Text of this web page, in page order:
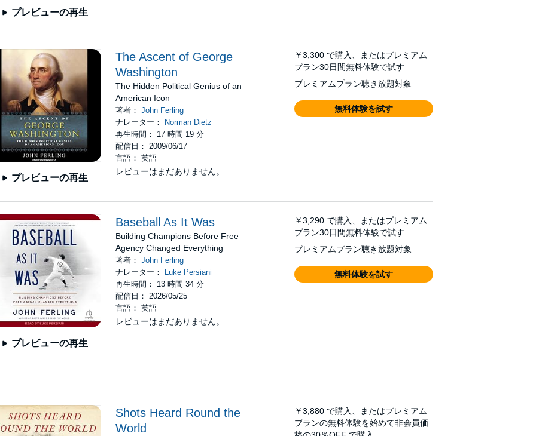
プレビューの再生
プレビューの再生
The Ascent of George
Washington
The Hidden Political Genius of an
American Icon
著者：John Ferling
ナレーター： Norman Dietz
再生時間： 17 時間 19 分
配信日： 2009/06/17
言語： 英語
レビューはまだありません。
￥3,300 で購入、またはプレミアム
プラン30日間無料体験で試す
プレミアムプラン聴き放題対象
無料体験を試す
プレビューの再生
Baseball As It Was
Building Champions Before Free
Agency Changed Everything
著者：John Ferling
ナレーター：
Luke Persiani
再生時間： 13 時間 34 分
配信日： 2026/05/25
言語： 英語
レビューはまだありません。
￥3,290 で購入、またはプレミアム
プラン30日間無料体験で試す
プレミアムプラン聴き放題対象
無料体験を試す
Shots Heard Round the
World
￥3,880 で購入、またはプレミアム
プランの無料体験を始めて非会員価